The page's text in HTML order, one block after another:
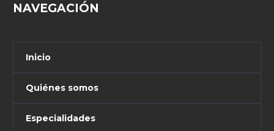
NAVEGACIÓN
Inicio
Quiénes somos
Especialidades